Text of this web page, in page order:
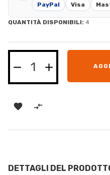
PayPal Visa
QUANTITÀ DISPONIBILI: 4
 
DETTAGLI DEL